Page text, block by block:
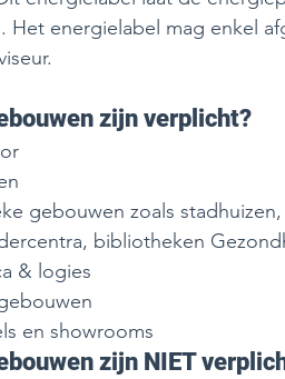
Het energielabel mag enkel
zijn verplicht?
gebouwen zoals stadhuizen,
bibliotheken
& logies
en showrooms
zijn NIET